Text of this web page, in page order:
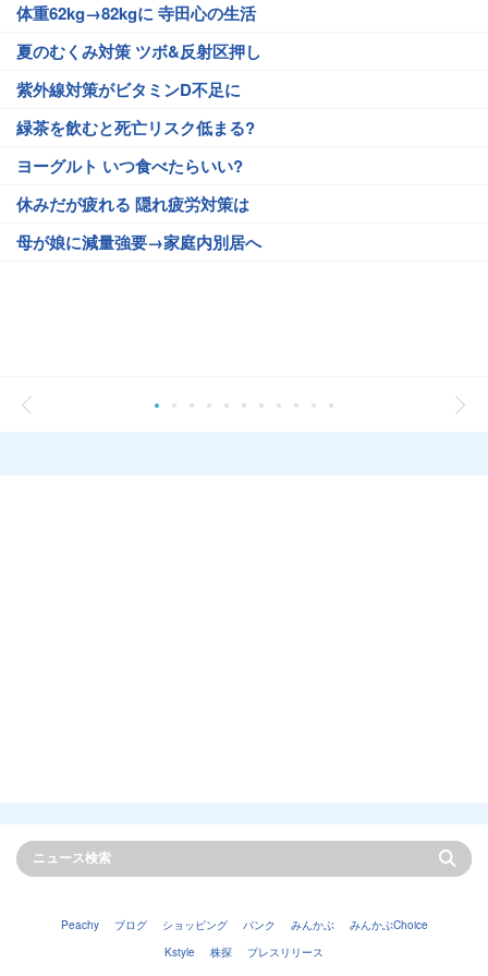
体重62kg→82kgに 寺田心の生活
夏のむくみ対策 ツボ&反射区押し
紫外線対策がビタミンD不足に
緑茶を飲むと死亡リスク低まる?
ヨーグルト いつ食べたらいい?
休みだが疲れる 隠れ疲労対策は
母が娘に減量強要→家庭内別居へ
Peachy ブログ ショッピング バンク みんかぶ
みんかぶChoice
Kstyle
株探 プレスリリース